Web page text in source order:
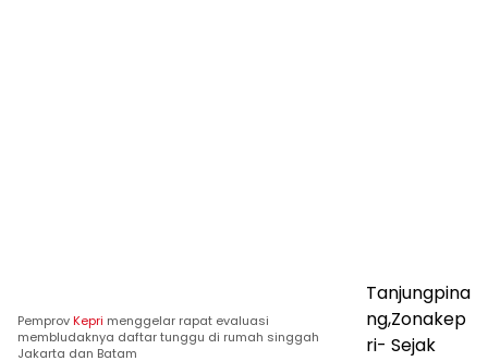
PemprovKepri menggelar rapat evaluasi
membludaknya daftar tunggu di rumah singgah
Jakarta dan Batam
Tanjungpina
ng,Zonakep
ri- Sejak